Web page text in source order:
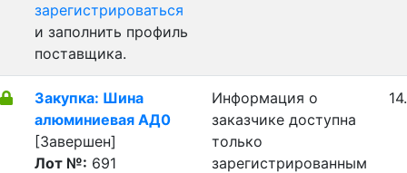
зарегистрироваться
и заполнить профиль
поставщика.
Закупка: Шина
алюминиевая АД0
[Завершен]
Лот №: 691
Информация о
заказчике доступна
только
зарегистрированным